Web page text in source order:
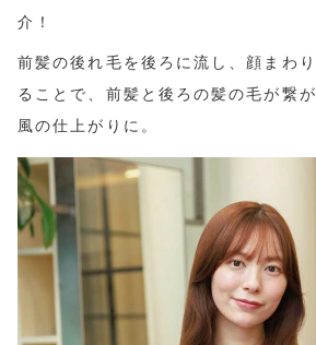
介！
前髪の後れ毛を後ろに流し、顔まわ
ることで、前髪と後ろの髪の毛が繋
風の仕上がりに。